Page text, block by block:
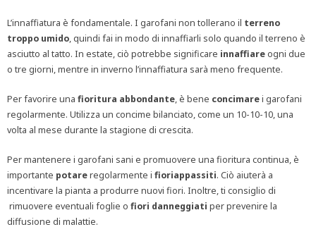
L’innaffiatura è fondamentale. I garofani non tollerano il terreno
troppo umido, quindi fai in modo di innaffiarli solo quando il terreno è
asciutto al tatto. In estate, ciò potrebbe significare innaffiareogni due
o tre giorni, mentre in inverno l’innaffiatura sarà meno frequente.
Per favorire una fioritura abbondante, è bene concimarei garofani
regolarmente. Utilizza un concime bilanciato, come un 10-10-10, una
volta al mese durante la stagione di crescita.
Per mantenere i garofani sani e promuovere una fioritura continua, è
importante potareregolarmente i fioriappassiti. Ciò aiuterà a
incentivare la pianta a produrre nuovi fiori. Inoltre, ti consiglio di
rimuovere eventuali foglie o fiori danneggiati per prevenire la
diffusione di malattie.